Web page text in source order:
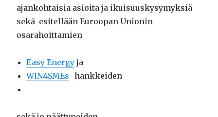
ajankohtaisia asioita ja ikuisuuskysymyksiä
sekä esitellään Euroopan Unionin
osarahoittamien
Easy Energy ja
WIN4SMEs -hankkeiden